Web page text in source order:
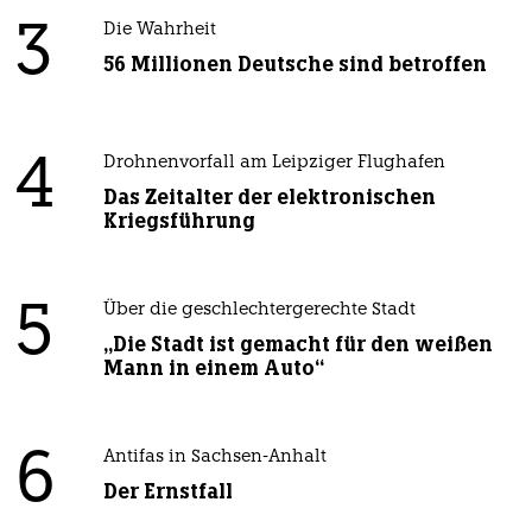
3 Die Wahrheit
56 Millionen Deutsche sind betroffen
4 Drohnenvorfall am Leipziger Flughafen
Das Zeitalter der elektronischen
Kriegsführung
5 Über die geschlechtergerechte Stadt
„Die Stadt ist gemacht für den weißen
Mann in einem Auto“
6 Antifas in Sachsen-Anhalt
Der Ernstfall